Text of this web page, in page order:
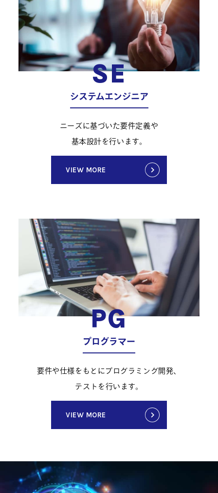
SE
システムエンジニア
ニーズに基づいた要件定義や
基本設計を行います。
VIEW MORE
PG
プログラマー
要件や仕様をもとにプログラミング開発、
テストを行います。
VIEW MORE